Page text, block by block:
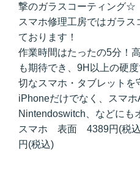
撃のガラスコーティング☆
スマホ修理工房ではガラ
ております！
作業時間はたったの5分！
も期待でき、9H以上の硬
切なスマホ・タブレットを
iPhoneだけでなく、スマホ
Nintendoswitch、などにも
スマホ 表面 4389円(税
円(税込)